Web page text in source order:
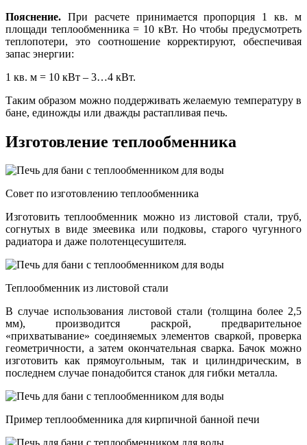
Пояснение. При расчете принимается пропорция 1 кв. м
площади теплообменника = 10 кВт. Но чтобы предусмотреть
теплопотери, это соотношение корректируют, обеспечивая
запас энергии:
1 кв. м = 10 кВт – 3…4 кВт.
Таким образом можно поддерживать желаемую температуру в
бане, единожды или дважды растапливая печь.
Изготовление теплообменника
Совет по изготовлению теплообменника
Изготовить теплообменник можно из листовой стали, труб,
согнутых в виде змеевика или подковы, старого чугунного
радиатора и даже полотенцесушителя.
Теплообменник из листовой стали
В случае использования листовой стали (толщина более 2,5
мм), производится раскрой, предварительное
«прихватывание» соединяемых элементов сваркой, проверка
геометричности, а затем окончательная сварка. Бачок можно
изготовить как прямоугольным, так и цилиндрическим, в
последнем случае понадобится станок для гибки металла.
Пример теплообменника для кирпичной банной печи